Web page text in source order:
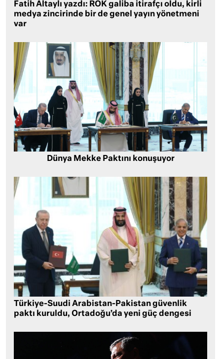
Fatih Altaylı yazdı: ROK galiba itirafçı oldu, kirli
medya zincirinde bir de genel yayın yönetmeni
var
Dünya Mekke Paktını konuşuyor
Türkiye-Suudi Arabistan-Pakistan güvenlik
paktı kuruldu, Ortadoğu’da yeni güç dengesi